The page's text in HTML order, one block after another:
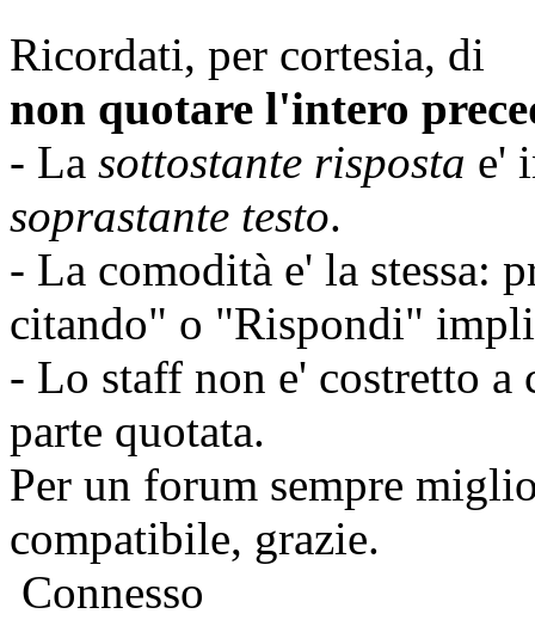
Ricordati, per cortesia, di
non quotare l'intero
- La sottostante risposta e'
soprastante testo.
- La comodità e' la stessa:
citando" o "Rispondi"
- Lo staff non e' costretto a
parte quotata.
Per un forum sempre
compatibile, grazie.
Connesso